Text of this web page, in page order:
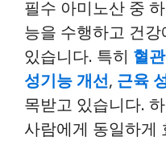
필수 아미노산 중
능을 수행하고 건
있습니다. 특히 혈
성기능 개선, 근육
목받고 있습니다.
사람에게 동일하게